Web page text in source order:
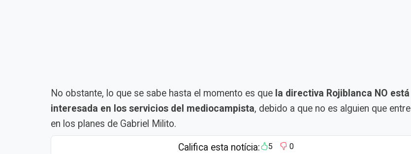
No obstante, lo que se sabe hasta el momento es que la directiva Rojiblanca NO está
interesada en los servicios del mediocampista, debido a que no es alguien que entre
en los planes de Gabriel Milito.
Califica esta notícia: 5 0